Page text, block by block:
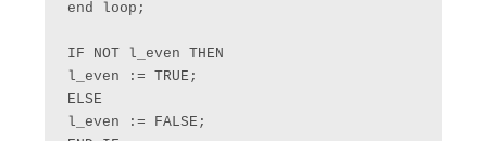
end loop;
IF NOT l_even THEN
l_even := TRUE;
ELSE
l_even := FALSE;